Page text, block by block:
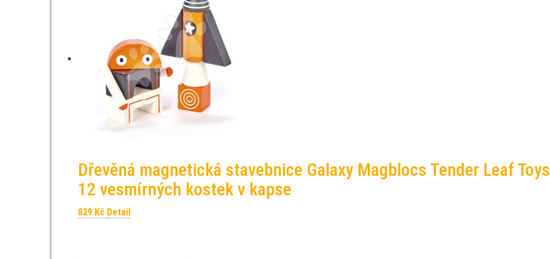
Dřevěná magnetická stavebnice Galaxy Magblocs Tender Leaf Toys
12 vesmírných kostek v kapse
829 Kč Detail